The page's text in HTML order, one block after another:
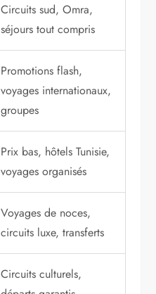
Circuits sud, Omra,
séjours tout compris
Promotions flash,
voyages internationaux,
groupes
Prix bas, hôtels Tunisie,
voyages organisés
Voyages de noces,
circuits luxe, transferts
Circuits culturels,